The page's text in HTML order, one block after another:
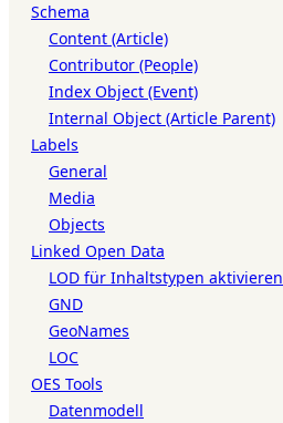
Schema
Content (Article)
Contributor (People)
Index Object (Event)
Internal Object (Article Parent)
Labels
General
Media
Objects
Linked Open Data
LOD für Inhaltstypen aktivieren
GND
GeoNames
LOC
OES Tools
Datenmodell